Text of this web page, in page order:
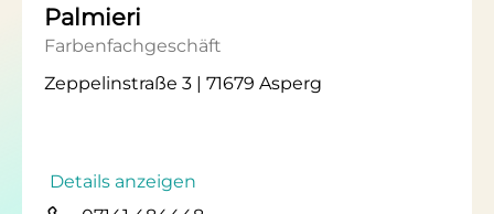
Palmieri
Farbenfachgeschäft
Zeppelinstraße 3 | 71679 Asperg
Details anzeigen